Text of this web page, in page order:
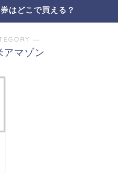
はどこで買える？
―
アマゾン